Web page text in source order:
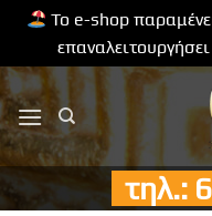
Το e-shop
Μετάβαση
στο
περιεχόμενο
τηλ.: